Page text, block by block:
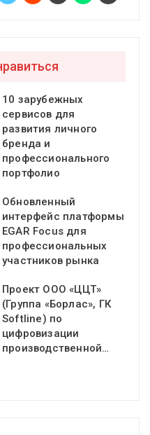
10 зарубежных
сервисов для
развития личного
бренда и
профессионального
портфолио
Обновленный
интерфейс платформы
EGAR Focus для
профессиональных
участников рынка
Проект ООО «ЦЦТ»
(Группа «Борлас», ГК
Softline) по
цифровизации
производственной…